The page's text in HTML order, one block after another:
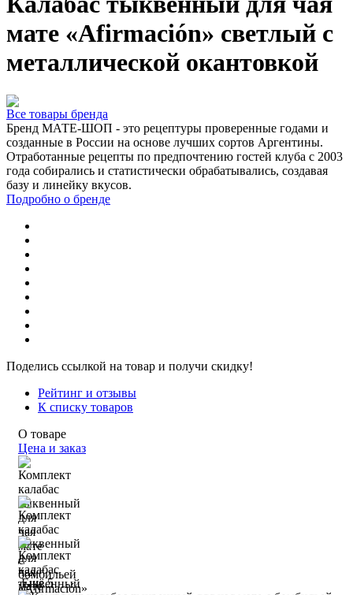
мате «Afirmación» светлый с
металлической окантовкой
Все товары бренда
Бренд МАТЕ-ШОП - это рецептуры проверенные годами и
созданные в России на основе лучших сортов Аргентины.
Отработанные рецепты по предпочтению гостей клуба с 2003
года собирались и статистически обрабатывались, создавая
базу и линейку вкусов.
Подробно о бренде
Поделись ссылкой на товар и получи скидку!
Рейтинг и отзывы
К списку товаров
О товаре
Цена и заказ
Ещё 5